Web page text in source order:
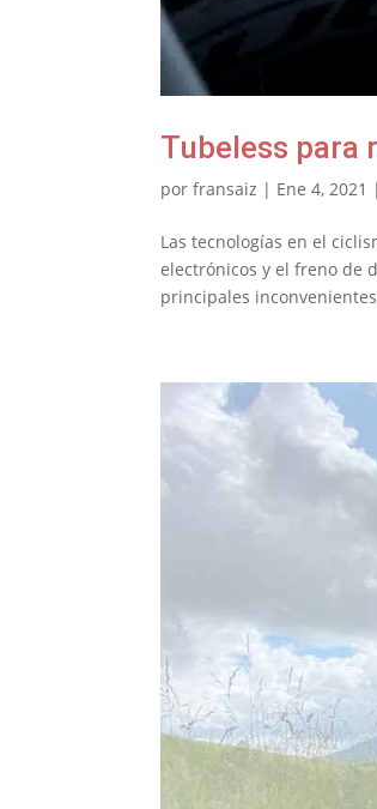
Tubeless para
porfransaiz | Ene 4, 2021 |
Las tecnologías en el
electrónicos y el freno de
principales